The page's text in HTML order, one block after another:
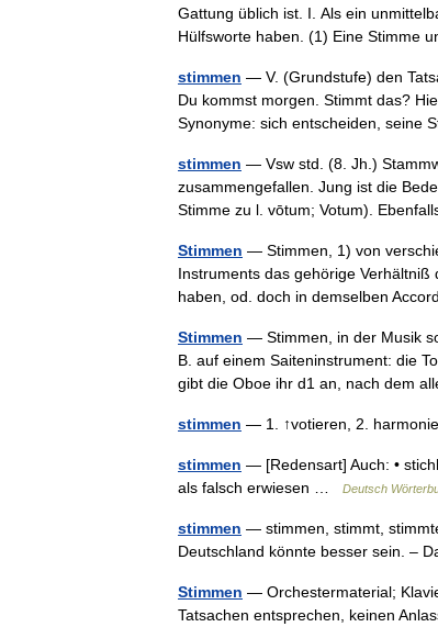
Gattung üblich ist. I. Als ein
Hülfsworte haben. (1) Eine Stimme
stimmen — V. (Grundstufe) den
Du kommst morgen. Stimmt das?
Synonyme: sich entscheiden,
stimmen — Vsw std. (8. Jh.)
zusammengefallen. Jung ist die
Stimme zu l. vōtum; Votum).
Stimmen — Stimmen, 1) von
Instruments das gehörige
haben, od. doch in demselben
Stimmen — Stimmen, in der Musik
B. auf einem Saiteninstrument: die
gibt die Oboe ihr d1 an, nach dem
stimmen — 1. ↑votieren, 2.
stimmen — [Redensart] Auch: •
als falsch erwiesen …
Deutsch
stimmen — stimmen, stimmt,
Deutschland könnte besser sein. –
Stimmen — Orchestermaterial;
Tatsachen entsprechen, keinen